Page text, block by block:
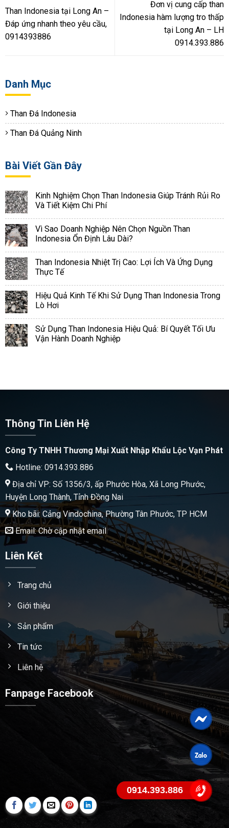
Danh Mục
Than Đá Indonesia
Than Đá Quảng Ninh
Bài Viết Gần Đây
Kinh Nghiệm Chọn Than Indonesia Giúp Tránh Rủi Ro
Và Tiết Kiệm Chi Phí
Vì Sao Doanh Nghiệp Nên Chọn Nguồn Than
Indonesia Ổn Định Lâu Dài?
Than Indonesia Nhiệt Trị Cao: Lợi Ích Và Ứng Dụng
Thực Tế
Hiệu Quả Kinh Tế Khi Sử Dụng Than Indonesia Trong
Lò Hơi
Sử Dụng Than Indonesia Hiệu Quả: Bí Quyết Tối Ưu
Vận Hành Doanh Nghiệp
Than Indonesia tại Long An –
Đáp ứng nhanh theo yêu cầu,
0914393886
Đơn vị cung cấp than
Indonesia hàm lượng tro thấp
tại Long An – LH
0914.393.886
Thông Tin Liên Hệ
Công Ty TNHH Thương Mại Xuất Nhập Khẩu Lộc Vạn Phát
Hotline: 0914.393.886
Địa chỉ VP: Số 1356/3, ấp Phước Hòa, Xã Long Phước,
Huyện Long Thành, Tỉnh Đồng Nai
Kho bãi: Cảng Vindochina, Phường Tân Phước, TP HCM
Email: Chờ cập nhật email
Liên Kết
Trang chủ
Giới thiệu
Sản phẩm
Tin tức
Liên hệ
Fanpage Facebook
0914.393.886